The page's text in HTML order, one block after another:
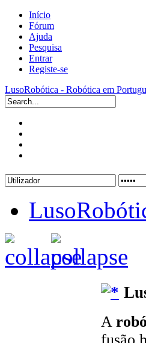
Início
Fórum
Ajuda
Pesquisa
Entrar
Registe-se
LusoRobótica - Robótica em
A